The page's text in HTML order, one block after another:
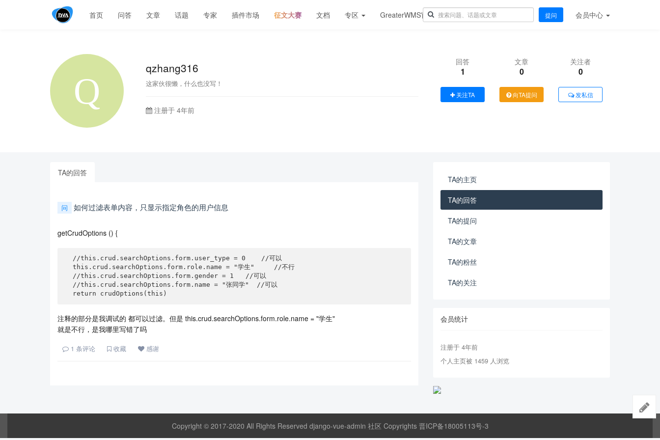
首页 问答 文章 话题 专家 插件市场 征文大赛 文档 专区 GreaterWMS官网 提问 会员中心
qzhang316
这家伙很懒，什么也没写！
注册于 4年前
回答
1
文章
0
关注者
0
关注TA 向TA提问 发私信
TA的回答
问 如何过滤表单内容，只显示指定角色的用户信息
getCrudOptions () {
  this.crud.searchOptions.form.role.name = "学生"     //不行
注释的部分是我调试的 都可以过滤。但是 this.crud.searchOptions.form.role.name = "学生"
就是不行，是我哪里写错了吗
1 条评论 收藏 感谢
TA的主页
TA的回答
TA的提问
TA的文章
TA的粉丝
TA的关注
会员统计
注册于 4年前
个人主页被 1459 人浏览
Copyright © 2017-2020 All Rights Reserved django-vue-admin 社区 Copyrights 晋ICP备18005113号-3